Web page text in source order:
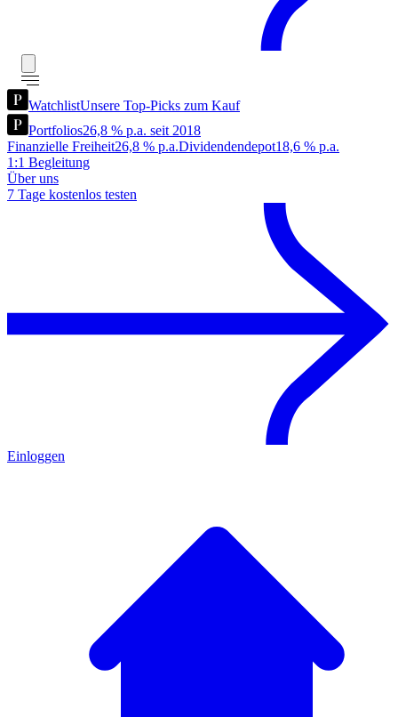
WatchlistUnsere Top-Picks zum Kauf
Portfolios26,8 % p.a. seit 2018
Finanzielle Freiheit26,8 % p.a.Dividendendepot18,6 % p.a.
1:1 Begleitung
Über uns
7 Tage kostenlos testen
Einloggen